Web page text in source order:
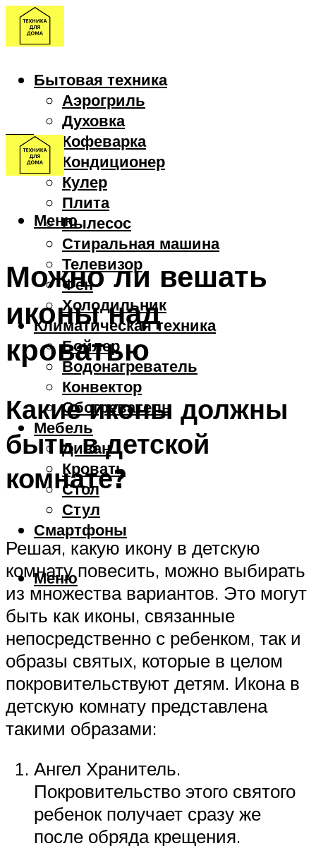
Бытовая техника
Аэрогриль
Духовка
Кофеварка
Кондиционер
Кулер
Плита
Пылесос
Стиральная машина
Телевизор
Фен
Холодильник
Климатическая техника
Бойлер
Водонагреватель
Конвектор
Обогреватель
Мебель
Диван
Кровать
Стол
Стул
Смартфоны
Меню
Меню
Можно ли вешать
иконы над
кроватью
Какие иконы должны
быть в детской
комнате?
Решая, какую икону в детскую
комнату повесить, можно выбирать
из множества вариантов. Это могут
быть как иконы, связанные
непосредственно с ребенком, так и
образы святых, которые в целом
покровительствуют детям. Икона в
детскую комнату представлена
такими образами:
Ангел Хранитель.
Покровительство этого святого
ребенок получает сразу же
после обряда крещения.